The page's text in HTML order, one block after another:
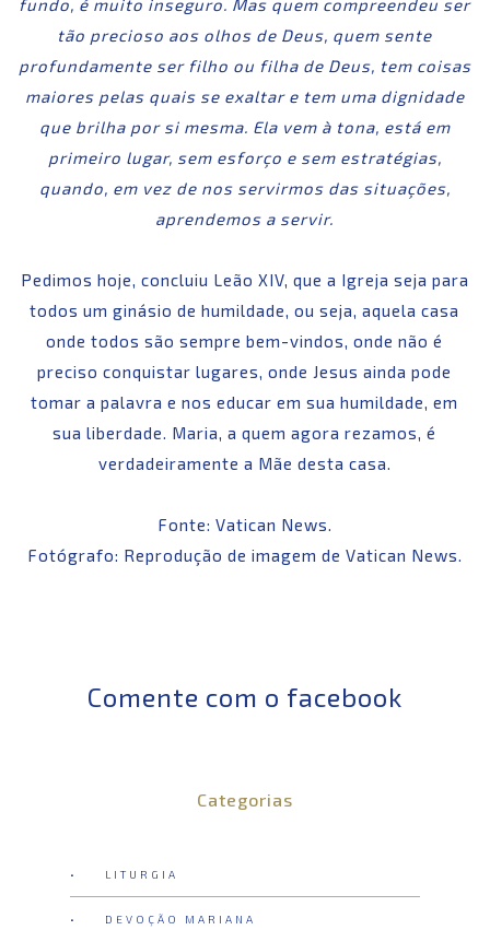
fundo, é muito inseguro. Mas quem compreendeu ser
tão precioso aos olhos de Deus, quem sente
profundamente ser filho ou filha de Deus, tem coisas
maiores pelas quais se exaltar e tem uma dignidade
que brilha por si mesma. Ela vem à tona, está em
primeiro lugar, sem esforço e sem estratégias,
quando, em vez de nos servirmos das situações,
aprendemos a servir.
Pedimos hoje, concluiu Leão XIV, que a Igreja seja para
todos um ginásio de humildade, ou seja, aquela casa
onde todos são sempre bem-vindos, onde não é
preciso conquistar lugares, onde Jesus ainda pode
tomar a palavra e nos educar em sua humildade, em
sua liberdade. Maria, a quem agora rezamos, é
verdadeiramente a Mãe desta casa.
Fonte: Vatican News.
Fotógrafo: Reprodução de imagem de Vatican News.
Comente com o facebook
Categorias
• LITURGIA
• DEVOÇÃO MARIANA